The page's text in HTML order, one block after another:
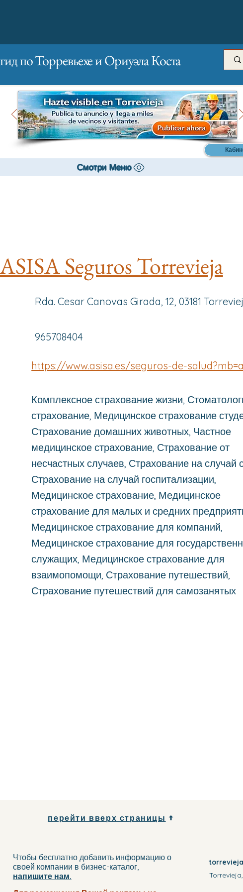
по Торревьехе и Ориуэла Коста
Смотри Меню
ASISA Seguros Torrevieja
Rda. Cesar Canovas Girada, 12, 03181
965708404
https://www.asisa.es/seguros-de-
Комплексное страхование жизни,
страхование, Медицинское страхование
Страхование домашних животных, Частное
медицинское страхование, Страхование от
несчастных случаев, Страхование на случай
Страхование на случай госпитализации,
Медицинское страхование, Медицинское
страхование для малых и средних
Медицинское страхование для компаний,
Медицинское страхование для
служащих, Медицинское страхование для
взаимопомощи, Страхование путешествий,
Страхование путешествий для самозанятых
перейти вверх страницы
Чтобы бесплатно добавить информацию о
своей компании в бизнес-каталог,
напишите нам.